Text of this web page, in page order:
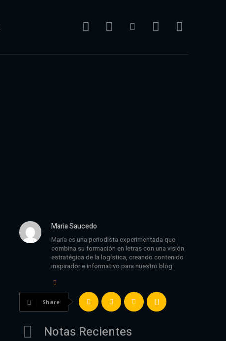
Maria Saucedo
María es una periodista experimentada que
combina su formación en letras con una visión
estratégica de la logística, creando contenido
inspirador e informativo para nuestro blog.
Share
Notas Recientes